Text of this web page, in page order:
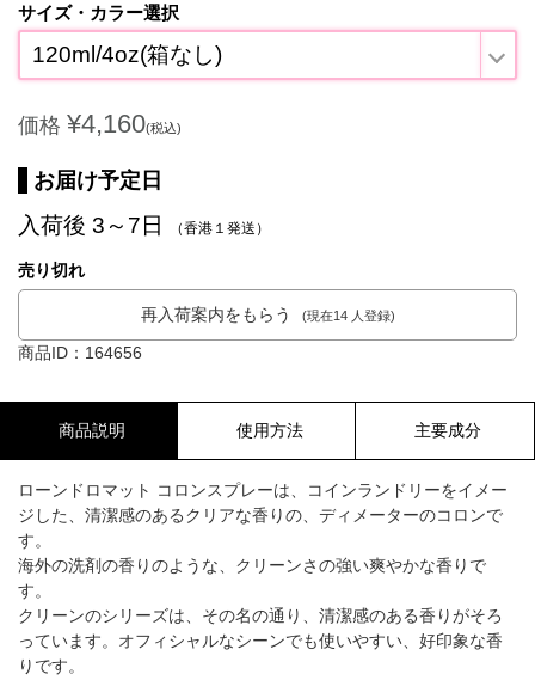
サイズ・カラー選択
120ml/4oz(箱なし)
価格 ¥4,160(税込)
お届け予定日
入荷後 3～7日 （香港１発送）
売り切れ
再入荷案内をもらう (現在14 人登録)
商品ID：164656
商品説明 使用方法 主要成分
ローンドロマット コロンスプレーは、コインランドリーをイメー
ジした、清潔感のあるクリアな香りの、ディメーターのコロンで
す。
海外の洗剤の香りのような、クリーンさの強い爽やかな香りで
す。
クリーンのシリーズは、その名の通り、清潔感のある香りがそろ
っています。オフィシャルなシーンでも使いやすい、好印象な香
りです。